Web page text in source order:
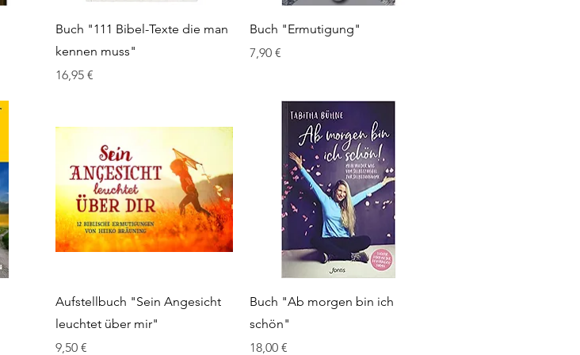
Schnellansicht
Buch "111 Bibel-Texte die man
kennen muss"
Preis
16,95 €
Schnellansicht
Buch "Ermutigung"
Preis
7,90 €
Schnellansicht
Aufstellbuch "Sein Angesicht
leuchtet über mir"
Preis
9,50 €
Schnellansicht
Buch "Ab morgen bin ich
schön"
Preis
18,00 €